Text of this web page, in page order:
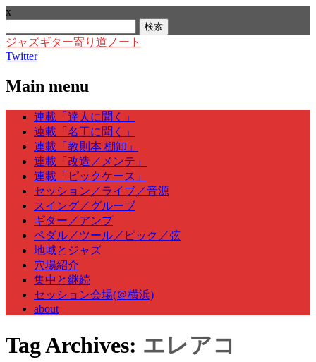
x
索:
ジャズギター寄り道ノート
Twitter
Main menu
Skip
content
連載「達人に聞く」
連載「名工に聞く」
連載「教則本 棚卸」
連載「改造／メンテ」
連載「ピックケース」
セッション／ライブ／音源
スイング／グルーブ
ギター／アンプ
ペダル／ツール／ピック／弦
地域とジャズ
穴場紹介
集中と継続
セッション会場(＠横浜)
about
Tag Archives: エレアコ